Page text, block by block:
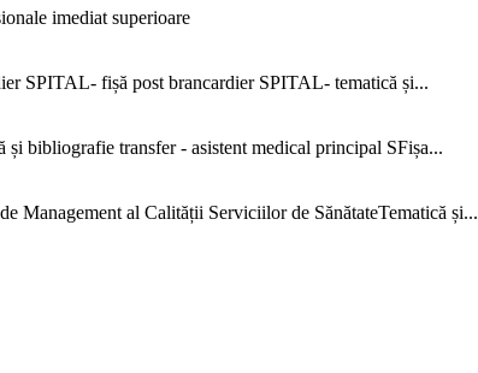
imediat superioare
SPITAL- fișă post brancardier SPITAL- tematică și...
bibliografie transfer - asistent medical principal SFișa...
al Calității Serviciilor de SănătateTematică și...